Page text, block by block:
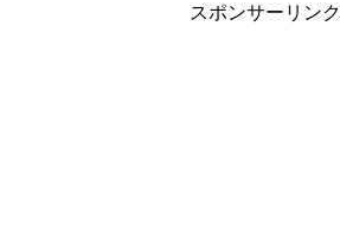
スポンサーリンク